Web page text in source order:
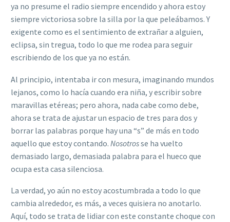
ya no presume el radio siempre encendido y ahora estoy
siempre victoriosa sobre la silla por la que peleábamos. Y
exigente como es el sentimiento de extrañar a alguien,
eclipsa, sin tregua, todo lo que me rodea para seguir
escribiendo de los que ya no están.
Al principio, intentaba ir con mesura, imaginando mundos
lejanos, como lo hacía cuando era niña, y escribir sobre
maravillas etéreas; pero ahora, nada cabe como debe,
ahora se trata de ajustar un espacio de tres para dos y
borrar las palabras porque hay una “s” de más en todo
aquello que estoy contando. Nosotrosse ha vuelto
demasiado largo, demasiada palabra para el hueco que
ocupa esta casa silenciosa.
La verdad, yo aún no estoy acostumbrada a todo lo que
cambia alrededor, es más, a veces quisiera no anotarlo.
Aquí, todo se trata de lidiar con este constante choque con